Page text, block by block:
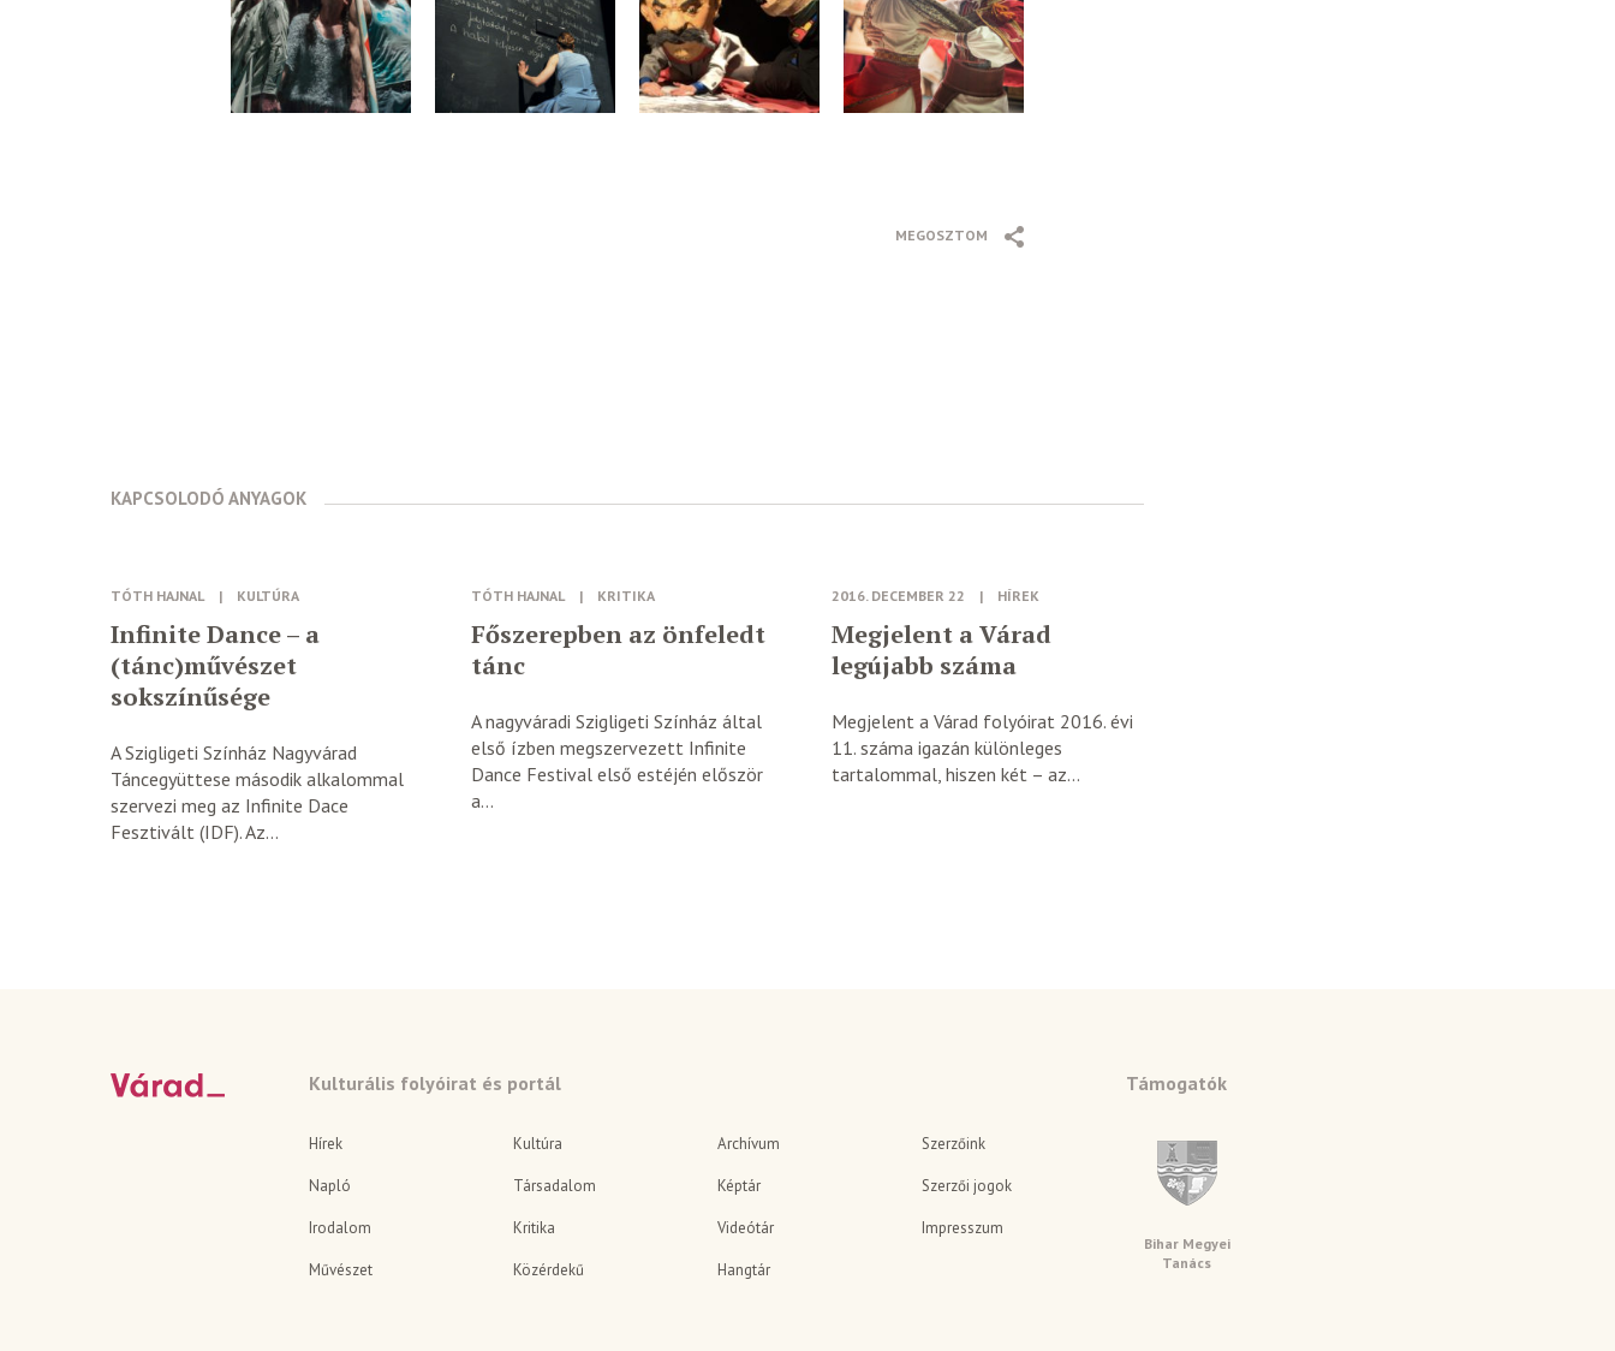
MEGOSZTOM
KAPCSOLODÓ ANYAGOK
TÓTH HAJNAL | KULTÚRA
Infinite Dance – a
(tánc)művészet
sokszínűsége
A Szigligeti Színház Nagyvárad
Táncegyüttese második alkalommal
szervezi meg az Infinite Dace
Fesztivált (IDF). Az...
TÓTH HAJNAL | KRITIKA
Főszerepben az önfeledt
tánc
A nagyváradi Szigligeti Színház által
első ízben megszervezett Infinite
Dance Festival első estéjén először
a...
2016. DECEMBER 22 | HÍREK
Megjelent a Várad
legújabb száma
Megjelent a Várad folyóirat 2016. évi
11. száma igazán különleges
tartalommal, hiszen két – az...
Kulturális folyóirat és portál
Hírek
Napló
Irodalom
Művészet
Kultúra
Társadalom
Kritika
Közérdekű
Archívum
Képtár
Videótár
Hangtár
Szerzőink
Szerzői jogok
Impresszum
Támogatók
Bihar Megyei
Tanács